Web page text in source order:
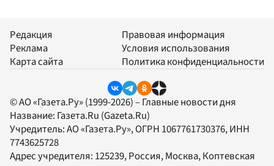
Редакция
Реклама
Карта сайта
Правовая информация
Условия использования
Политика конфиденциальности
© АО «Газета.Ру» (1999-2026) – Главные новости дня
Название: Газета.Ru (Gazeta.Ru)
Учредитель:АО «Газета.Ру», ОГРН 1067761730376, ИНН
7743625728
Адрес учредителя: 125239, Россия, Москва, Коптевская